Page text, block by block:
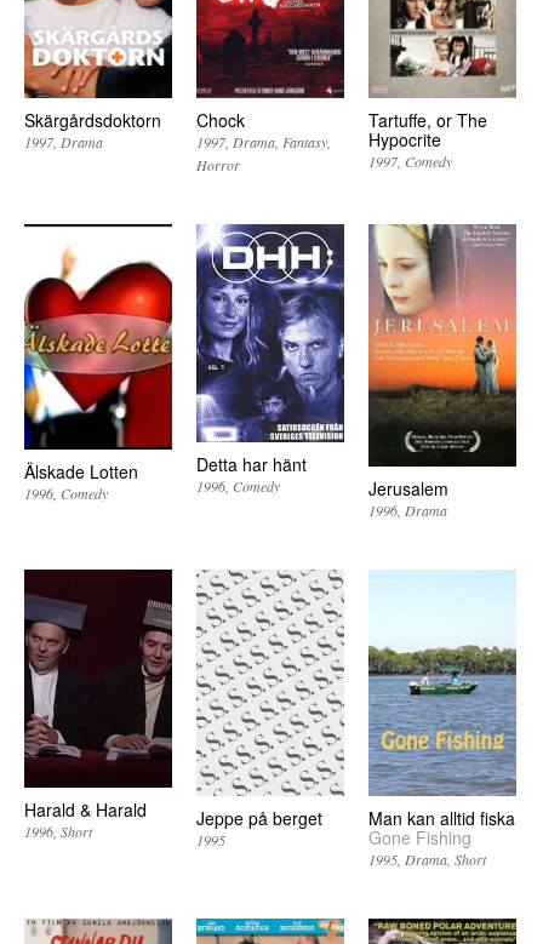
Skärgårdsdoktorn
1997 Drama
Chock
1997 Drama Fantasy
Horror
Tartuffe, or The
Hypocrite
1997 Comedy
Älskade Lotten
1996 Comedy
Detta har hänt
1996 Comedy Jerusalem
1996 Drama
Harald & Harald
1996 Short
Jeppe på berget
1995
Man kan alltid fiska
Gone Fishing
1995 Drama Short